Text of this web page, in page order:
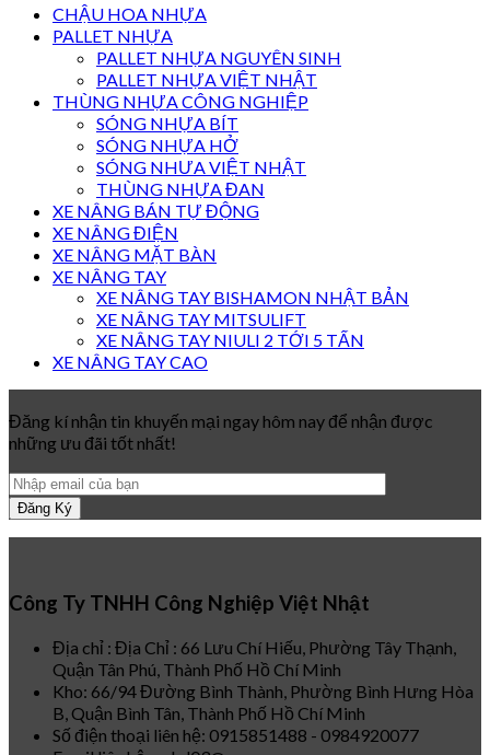
CHẬU HOA NHỰA
PALLET NHỰA
PALLET NHỰA NGUYÊN SINH
PALLET NHỰA VIỆT NHẬT
THÙNG NHỰA CÔNG NGHIỆP
SÓNG NHỰA BÍT
SÓNG NHỰA HỞ
SÓNG NHƯA VIỆT NHẬT
THÙNG NHỰA ĐAN
XE NÂNG BÁN TỰ ĐỘNG
XE NÂNG ĐIỆN
XE NÂNG MẶT BÀN
XE NÂNG TAY
XE NÂNG TAY BISHAMON NHẬT BẢN
XE NÂNG TAY MITSULIFT
XE NÂNG TAY NIULI 2 TỚI 5 TẤN
XE NÂNG TAY CAO
Đăng kí nhận tin khuyến mại ngay hôm nay để nhận được
những ưu đãi tốt nhất!
Công Ty TNHH Công Nghiệp Việt Nhật
Địa chỉ : Địa Chỉ : 66 Lưu Chí Hiếu, Phường Tây Thạnh,
Quận Tân Phú, Thành Phố Hồ Chí Minh
Kho: 66/94 Đường Bình Thành, Phường Bình Hưng Hòa
B, Quận Bình Tân, Thành Phố Hồ Chí Minh
Số điện thoại liên hệ: 0915851488 - 0984920077